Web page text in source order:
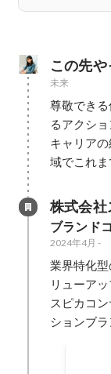
この先
未来
尊敬でき
るアクショ
キャリア
域でこれま
株式会
ブランド
2024年4月 -
業界特化
リューア
スピカコ
ションブ